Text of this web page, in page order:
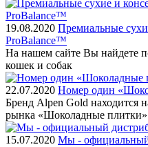
19.08.2020 Премиальные
ProBalance™
На нашем сайте Вы найдете
кошек и собак
22.07.2020 Номер один
Бренд Alpen Gold находится
рынка «Шоколадные плитки»
15.07.2020 Мы - официальный